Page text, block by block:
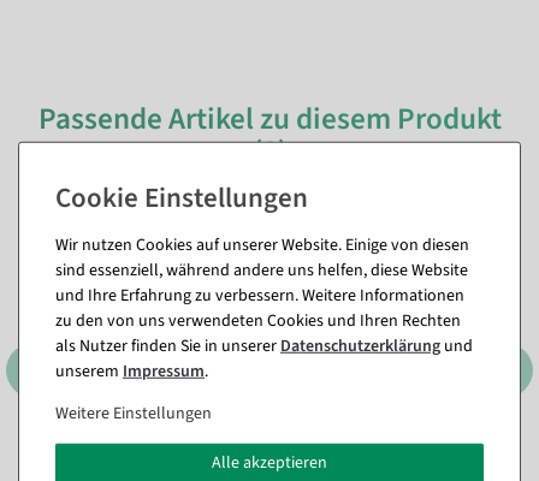
Passende Artikel zu diesem Produkt
(8)
LED Wachskerzen rund 10 Lampion aus Papier 30 cm
Ø, Farbe: gelb
Wir nutzen Cookies auf unserer Website. Einige von diesen
sind essenziell, während andere uns helfen, diese Website
und Ihre Erfahrung zu verbessern. Weitere Informationen
zu den von uns verwendeten Cookies und Ihren Rechten
als Nutzer finden Sie in unsererDaten­schutz­erklärung und
unserem Impressum.
Weitere Einstellungen
Alle akzeptieren